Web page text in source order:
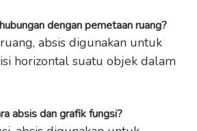
dengan pemetaan ruang?
absis digunakan untuk
horizontal suatu objek dalam
absis dan grafik fungsi?